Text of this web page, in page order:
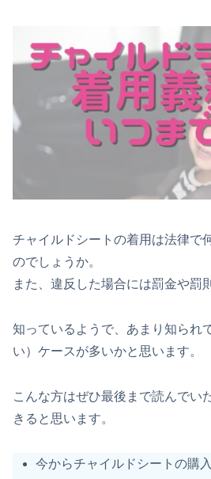
チャイルドシートの着用は法律で
のでしょうか。
また、違反した場合には罰金や罰
知っているようで、あまり知られ
い）ケースが多いかと思います。
こんな方はぜひ最後まで読んでい
きると思います。
今からチャイルドシートの購